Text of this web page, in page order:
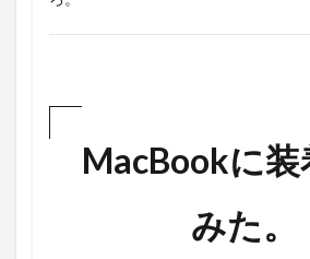
MacBookに装
みた。